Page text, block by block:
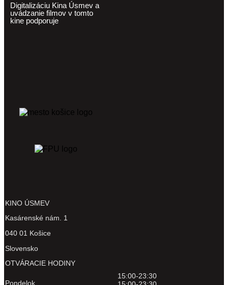
Digitalizáciu Kina Úsmev a
uvádzanie filmov v tomto
kine podporuje
KINO ÚSMEV
Kasárenské nám. 1
040 01 Košice
Slovensko
OTVÁRACIE HODINY
Pondelok
15:00-23:30